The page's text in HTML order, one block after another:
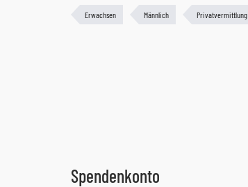
Erwachsen Männlich Privatvermittlung
Spendenkonto